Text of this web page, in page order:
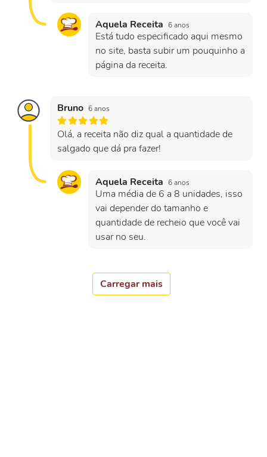
Aquela Receita 6 anos
Está tudo especificado aqui mesmo
no site, basta subir um pouquinho a
página da receita.
Bruno 6 anos
Olá, a receita não diz qual a quantidade de
salgado que dá pra fazer!
Aquela Receita 6 anos
Uma média de 6 a 8 unidades, isso
vai depender do tamanho e
quantidade de recheio que você vai
usar no seu.
Carregar mais